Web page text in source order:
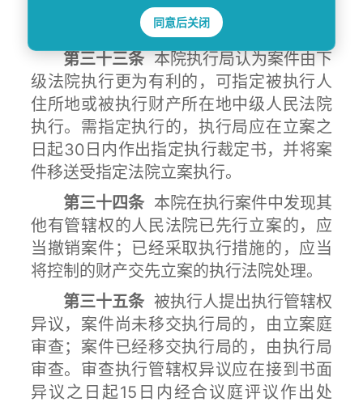
件，由立案一庭审查立案并指定执行法官
及合议庭成员后，交由执行局执行。
第三十三条本院执行局认为案件由下
级法院执行更为有利的，可指定被执行人
住所地或被执行财产所在地中级人民法院
执行。需指定执行的，执行局应在立案之
日起30日内作出指定执行裁定书，并将案
件移送受指定法院立案执行。
第三十四条 本院在执行案件中发现其
他有管辖权的人民法院已先行立案的，应
当撤销案件；已经采取执行措施的，应当
将控制的财产交先立案的执行法院处理。
第三十五条 被执行人提出执行管辖权
异议，案件尚未移交执行局的，由立案庭
审查；案件已经移交执行局的，由执行局
审查。审查执行管辖权异议应在接到书面
异议之日起15日内经合议庭评议作出处
同意后关闭